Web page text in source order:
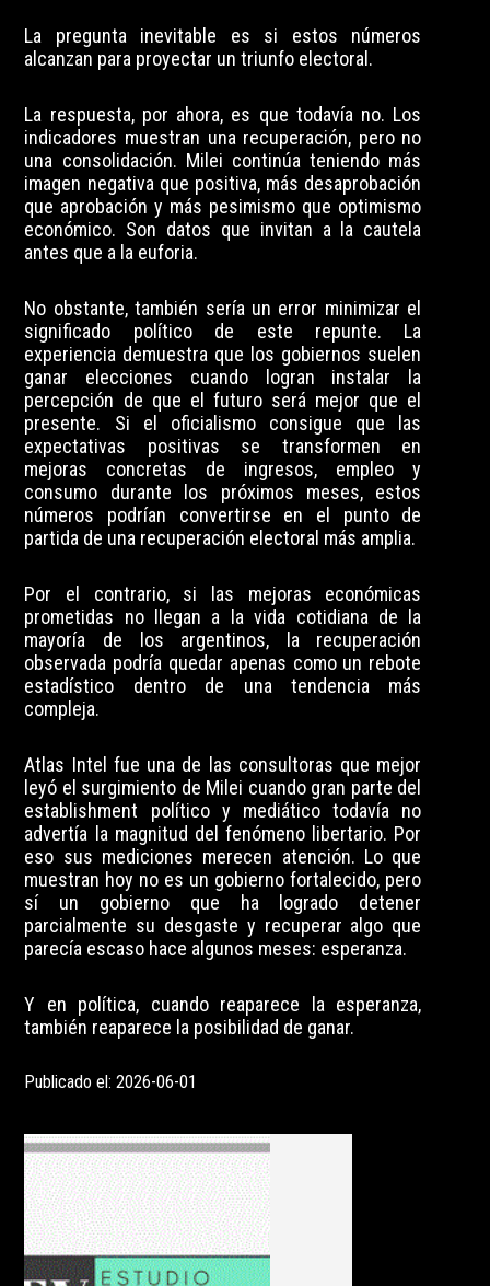
La pregunta inevitable es si estos números
alcanzan para proyectar un triunfo electoral.
La respuesta, por ahora, es que todavía no. Los
indicadores muestran una recuperación, pero no
una consolidación. Milei continúa teniendo más
imagen negativa que positiva, más desaprobación
que aprobación y más pesimismo que optimismo
económico. Son datos que invitan a la cautela
antes que a la euforia.
No obstante, también sería un error minimizar el
significado político de este repunte. La
experiencia demuestra que los gobiernos suelen
ganar elecciones cuando logran instalar la
percepción de que el futuro será mejor que el
presente. Si el oficialismo consigue que las
expectativas positivas se transformen en
mejoras concretas de ingresos, empleo y
consumo durante los próximos meses, estos
números podrían convertirse en el punto de
partida de una recuperación electoral más amplia.
Por el contrario, si las mejoras económicas
prometidas no llegan a la vida cotidiana de la
mayoría de los argentinos, la recuperación
observada podría quedar apenas como un rebote
estadístico dentro de una tendencia más
compleja.
Atlas Intel fue una de las consultoras que mejor
leyó el surgimiento de Milei cuando gran parte del
establishment político y mediático todavía no
advertía la magnitud del fenómeno libertario. Por
eso sus mediciones merecen atención. Lo que
muestran hoy no es un gobierno fortalecido, pero
sí un gobierno que ha logrado detener
parcialmente su desgaste y recuperar algo que
parecía escaso hace algunos meses: esperanza.
Y en política, cuando reaparece la esperanza,
también reaparece la posibilidad de ganar.
Publicado el: 2026-06-01